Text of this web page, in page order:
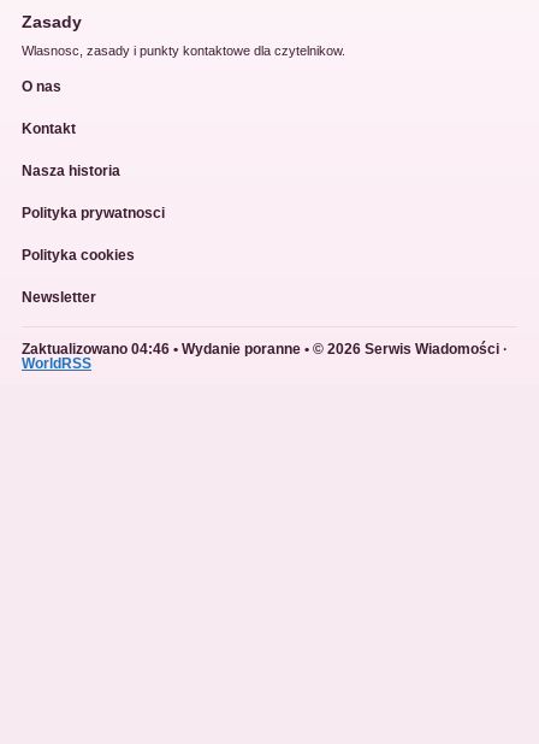
Zasady
Wlasnosc, zasady i punkty kontaktowe dla czytelnikow.
O nas
Kontakt
Nasza historia
Polityka prywatnosci
Polityka cookies
Newsletter
Zaktualizowano 04:46 • Wydanie poranne • © 2026 Serwis Wiadomości ·
WorldRSS